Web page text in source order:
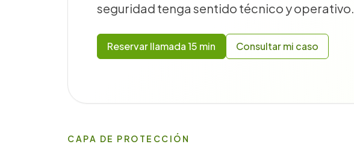
seguridad tenga sentido técnico y operativo.
Reservar llamada 15 min Consultar mi caso
CAPA DE PROTECCIÓN